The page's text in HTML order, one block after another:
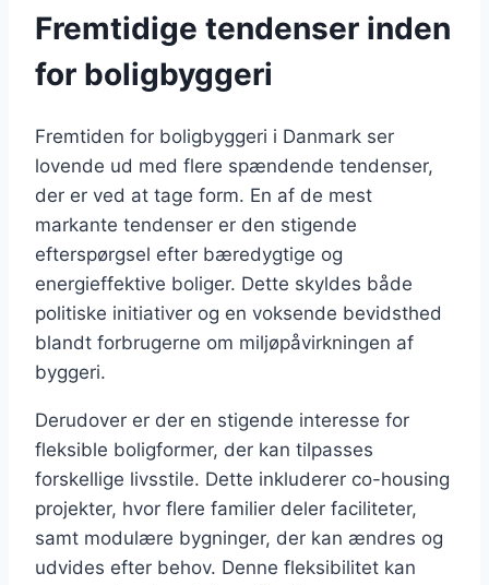
Fremtidige tendenser inden
for boligbyggeri
Fremtiden for boligbyggeri i Danmark ser
lovende ud med flere spændende tendenser,
der er ved at tage form. En af de mest
markante tendenser er den stigende
efterspørgsel efter bæredygtige og
energieffektive boliger. Dette skyldes både
politiske initiativer og en voksende bevidsthed
blandt forbrugerne om miljøpåvirkningen af
byggeri.
Derudover er der en stigende interesse for
fleksible boligformer, der kan tilpasses
forskellige livsstile. Dette inkluderer co-housing
projekter, hvor flere familier deler faciliteter,
samt modulære bygninger, der kan ændres og
udvides efter behov. Denne fleksibilitet kan